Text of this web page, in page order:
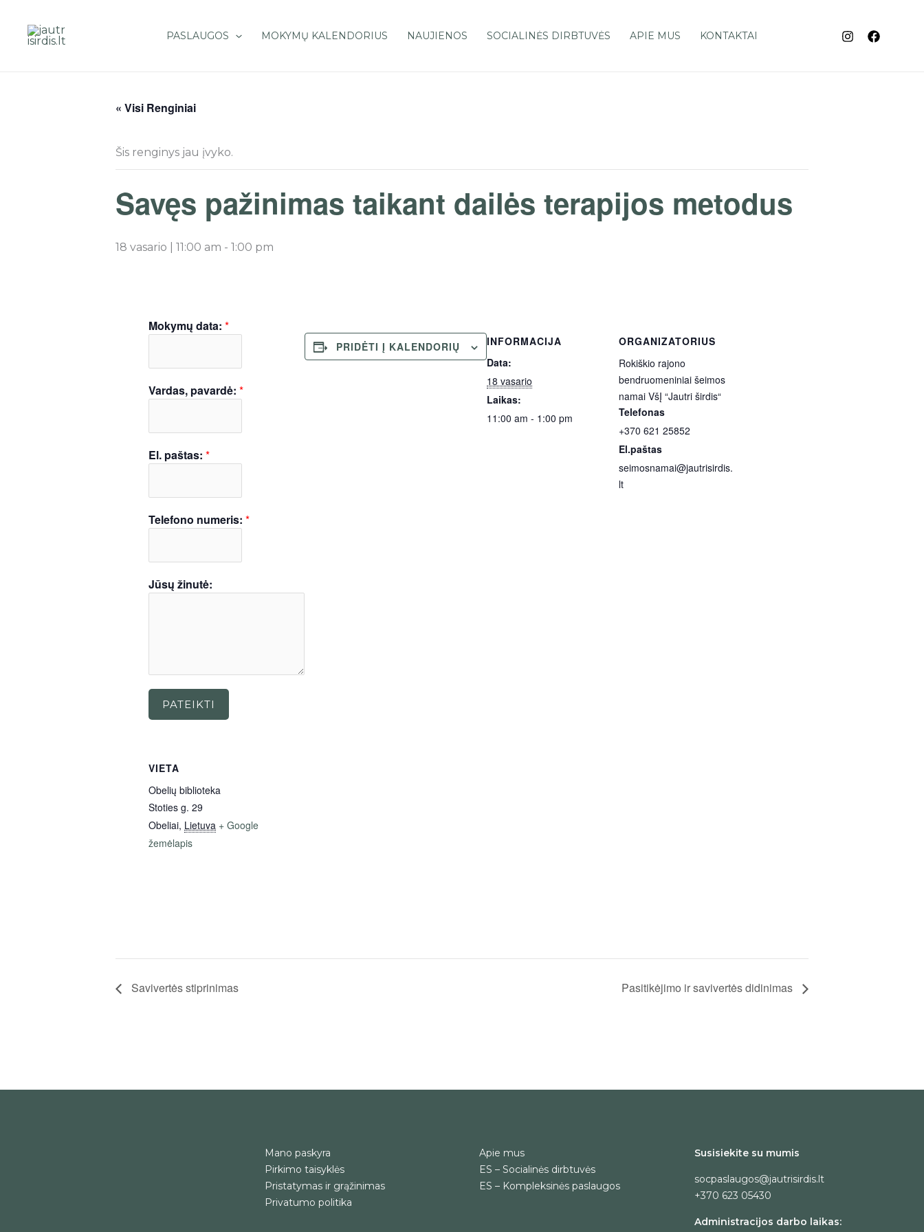
turinio
PASLAUGOS MOKYMŲ KALENDORIUS NAUJIENOS SOCIALINĖS DIRBTUVĖS APIE MUS KONTAKTAI
« Visi Renginiai
Šis renginys jau įvyko.
Savęs pažinimas taikant dailės terapijos metodus
18 vasario | 11:00 am - 1:00 pm
Mokymų data: *
Vardas, pavardė: *
El. paštas: *
Telefono numeris: *
Jūsų žinutė:
PATEIKTI
PRIDĖTI Į KALENDORIŲ
INFORMACIJA
Data:
18 vasario
Laikas:
11:00 am - 1:00 pm
ORGANIZATORIUS
Rokiškio rajono
bendruomeniniai šeimos
namai VšĮ “Jautri širdis“
Telefonas
+370 621 25852
El.paštas
seimosnamai@jautrisirdis.
lt
VIETA
Obelių biblioteka
Stoties g. 29
Obeliai, Lietuva + Google
žemėlapis
Savivertės stiprinimas Pasitikėjimo ir savivertės didinimas
Mano paskyra
Pirkimo taisyklės
Pristatymas ir grąžinimas
Privatumo politika
Apie mus
ES – Socialinės dirbtuvės
ES – Kompleksinės paslaugos
Susisiekite su mumis
socpaslaugos@jautrisirdis.lt
+370 623 05430
Administracijos darbo laikas: